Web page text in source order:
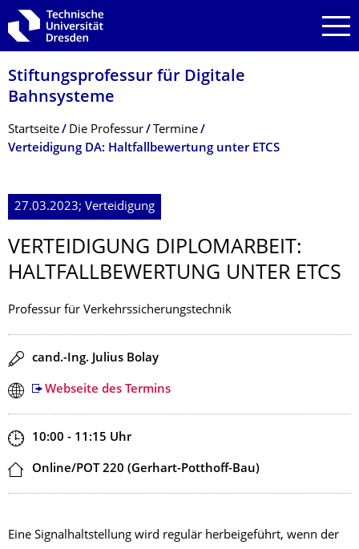
Zur Hauptnavigation springen
Zur Suche springen
Zum Inhalt springen
Stiftungsprofessur für Digitale
Bahnsysteme
Breadcrumb-Menü
Startseite Die Professur
Termine
Verteidigung DA: Haltfallbewertung unter ETCS
27.03.2023; Verteidigung
VERTEIDIGUNG DIPLOMARBEIT:
HALTFALLBEWER­TUNG UNTER ETCS
Professur für Verkehrssicherungstechnik
Redner
cand.-Ing. Julius Bolay
Webseite des Termins
Zeit
10:00 - 11:15 Uhr
Ort
Online/POT 220 (Gerhart-Potthoff-Bau)
Eine Signalhaltstellung wird regulär herbeigeführt, wenn der